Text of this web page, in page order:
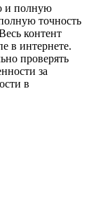
и полную
точность
контент
в интернете.
проверять
за
в